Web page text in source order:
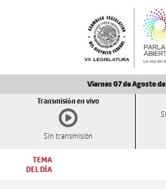
Viernes 07 de Agosto
Transmisión en vivo
Sin transmisión
TEMA
DEL DÍA